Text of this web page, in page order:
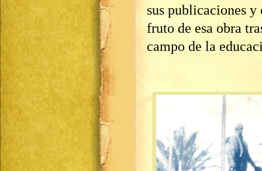
sus publicaciones y
fruto de esa obra
campo de la